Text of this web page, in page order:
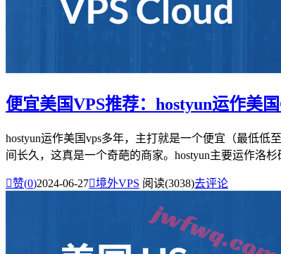
便宜美国VPS推荐：hostyun运作美
hostyun运作美国vps多年，主打就是一个便宜（最低
间长久，这真是一个奇葩的商家。hostyun主要运作洛杉
赞(0)2024-06-27境外VPS 阅读(3038)去评论